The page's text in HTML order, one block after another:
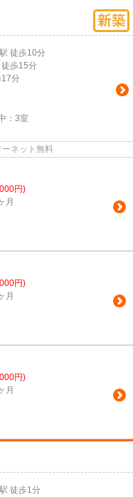
駅 徒歩10分
徒歩15分
17分
： 3室
ネット無料
円)
月
円)
月
円)
月
駅 徒歩1分